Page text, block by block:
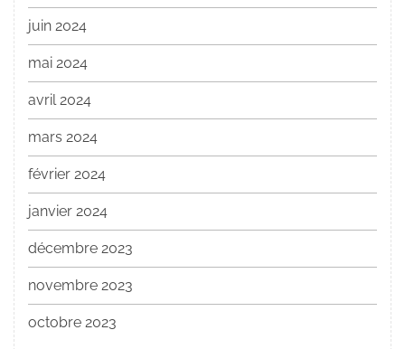
juin 2024
mai 2024
avril 2024
mars 2024
février 2024
janvier 2024
décembre 2023
novembre 2023
octobre 2023